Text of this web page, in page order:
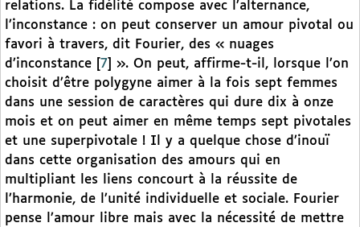
relations. La fidélité compose avec l’alternance,
l’inconstance : on peut conserver un amour pivotal ou
favori à travers, dit Fourier, des « nuages
d’inconstance
7
». On peut, affirme-t-il, lorsque l’on
choisit d’être polygyne aimer à la fois sept femmes
dans une session de caractères qui dure dix à onze
mois et on peut aimer en même temps sept pivotales
et une superpivotale ! Il y a quelque chose d’inouï
dans cette organisation des amours qui en
multipliant les liens concourt à la réussite de
l’harmonie, de l’unité individuelle et sociale. Fourier
pense l’amour libre mais avec la nécessité de mettre